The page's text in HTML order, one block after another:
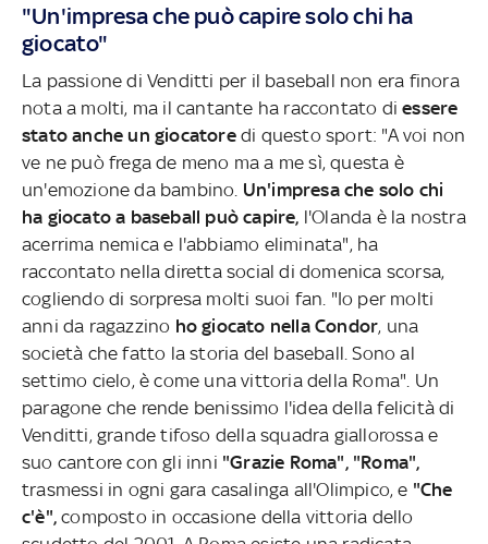
"Un'impresa che può capire solo chi ha
giocato"
La passione di Venditti per il baseball non era finora
nota a molti, ma il cantante ha raccontato diessere
stato anche un giocatoredi questo sport: "A voi non
ve ne può frega de meno ma a me sì, questa è
un'emozione da bambino. Un'impresa che solo chi
ha giocato a baseball può capire, l'Olanda è la nostra
acerrima nemica e l'abbiamo eliminata", ha
raccontato nella diretta social di domenica scorsa,
cogliendo di sorpresa molti suoi fan. "Io per molti
anni da ragazzino ho giocato nella Condor, una
società che fatto la storia del baseball. Sono al
settimo cielo, è come una vittoria della Roma". Un
paragone che rende benissimo l'idea della felicità di
Venditti, grande tifoso della squadra giallorossa e
suo cantore con gli inni "Grazie Roma", "Roma",
trasmessi in ogni gara casalinga all'Olimpico, e "Che
c'è",composto in occasione della vittoria dello